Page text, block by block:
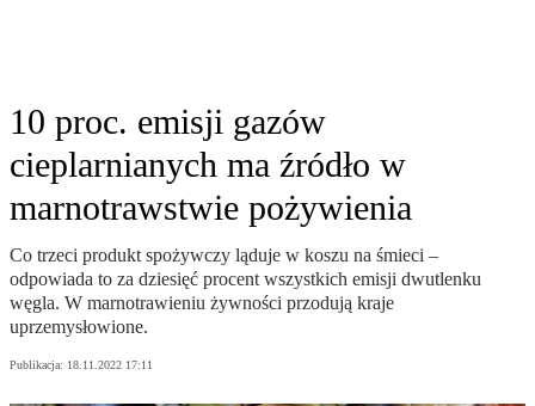
10 proc. emisji gazów
cieplarnianych ma źródło w
marnotrawstwie pożywienia
Co trzeci produkt spożywczy ląduje w koszu na śmieci –
odpowiada to za dziesięć procent wszystkich emisji dwutlenku
węgla. W marnotrawieniu żywności przodują kraje
uprzemysłowione.
Publikacja: 18.11.2022 17:11